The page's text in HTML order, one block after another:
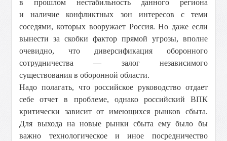
в прошлом нестабильность данного региона
и наличие конфликтных зон интересов с теми
соседями, которых вооружает Россия. Но даже если
вынести за скобки фактор прямой угрозы, вполне
очевидно, что диверсификация оборонного
сотрудничества — залог независимого
существования в оборонной области.
Надо полагать, что российское руководство отдает
себе отчет в проблеме, однако российский ВПК
критически зависит от имеющихся рынков сбыта.
Для выхода на новые рынки сбыта ему было бы
важно технологическое и иное посредничество